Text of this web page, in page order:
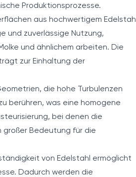
Produktionsprozesse.
aus hochwertigem Edelstahl
und zuverlässige Nutzung,
und ähnlichem arbeiten. Die
zur Einhaltung der
die hohe Turbulenzen
berühren, was eine homogene
bei denen die
großer Bedeutung für die
von Edelstahl ermöglicht
Dadurch werden die